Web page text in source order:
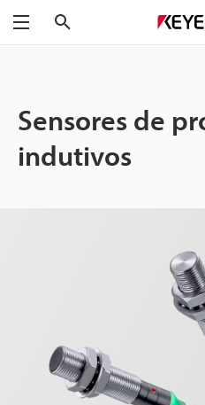
Menu
Sensores de
indutivos